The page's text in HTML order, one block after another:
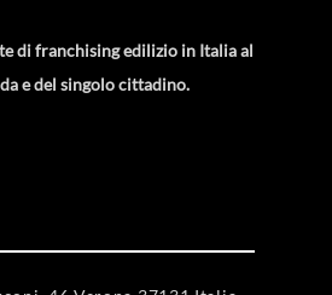
di franchising edilizio in Italia al
e del singolo cittadino.